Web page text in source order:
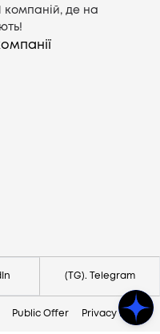
компаній, де на
(TG). Telegram
Public Offer Privacy Policy